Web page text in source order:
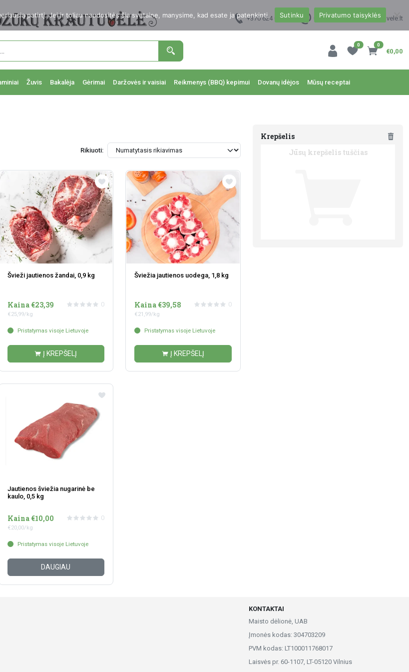
+370 624 00988 uzsakymai@dzukukrautuvele.lt
0 0
€0,00
Žuvis Bakalėja Gėrimai Daržovės ir vaisiai Reikmenys (BBQ) kepimui Dovanų idėjos Mūsų receptai
Rikiuoti:
Švieži jautienos žandai, 0,9 kg
Kaina €23,39
€25,99/kg
0
Pristatymas visoje Lietuvoje
Į KREPŠELĮ
Šviežia jautienos uodega, 1,8 kg
Kaina €39,58
€21,99/kg
0
Pristatymas visoje Lietuvoje
Į KREPŠELĮ
Jautienos šviežia nugarinė be
kaulo, 0,5 kg
Kaina €10,00
€20,00/kg
0
Pristatymas visoje Lietuvoje
DAUGIAU
Krepšelis
Jūsų krepšelis tuščias
KONTAKTAI
Maisto dėlionė, UAB
Įmonės kodas: 304703209
PVM kodas: LT100011768017
Laisvės pr. 60-1107, LT-05120 Vilnius
patirtį. Jei ir toliau naudositės šia svetaine, manysime, kad esate ja patenkinti. Sutinku Privatumo taisyklės